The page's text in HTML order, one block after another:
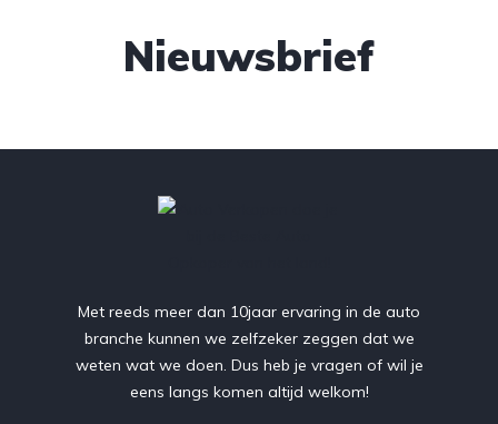
Nieuwsbrief
Met reeds meer dan 10jaar ervaring in de auto
branche kunnen we zelfzeker zeggen dat we
weten wat we doen. Dus heb je vragen of wil je
eens langs komen altijd welkom!